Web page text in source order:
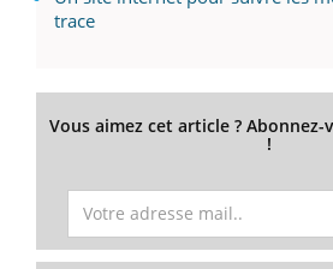
trace
Vous aimez cet article ?
!